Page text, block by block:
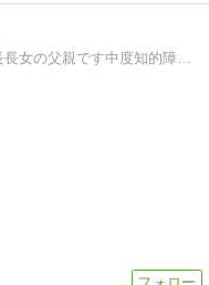
小学６年長男・４年次男・幼稚園年長長女の父親です中度知的障害と自閉症の次男の療育生活を紹介いたします